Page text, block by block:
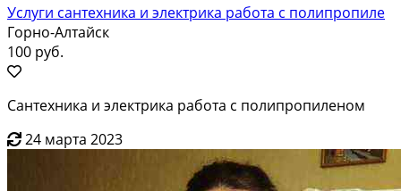
Услуги сантехника и электрика работа с полипропиле
Горно-Алтайск
100 руб.
Сантехника и электрика работа с полипропиленом
24 марта 2023